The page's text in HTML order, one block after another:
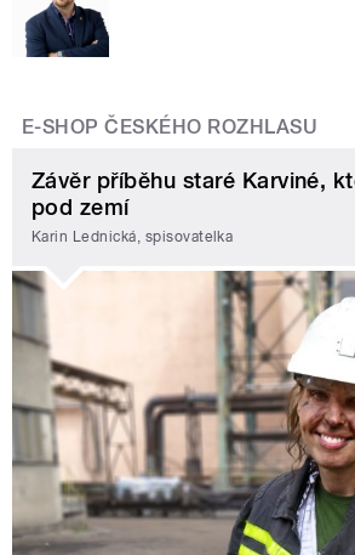
E-SHOP ČESKÉHO ROZHLASU
Závěr příběhu staré Karviné,
pod zemí
Karin Lednická, spisovatelka